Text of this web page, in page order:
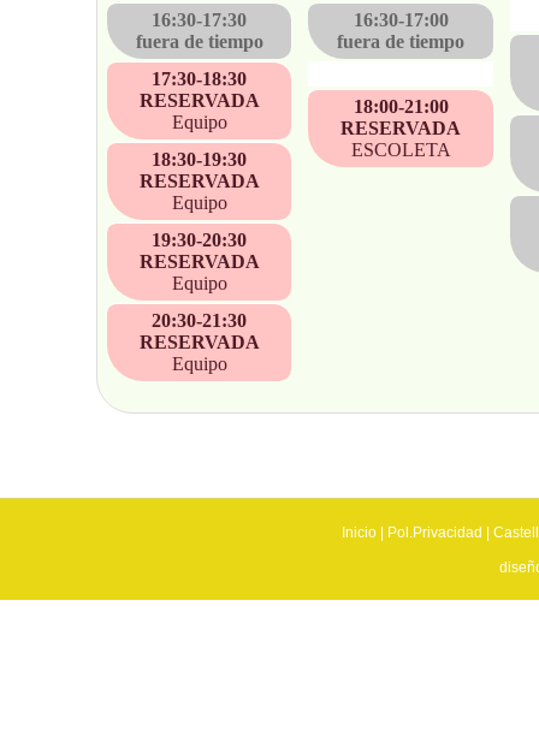
16:30-17:30
fuera de tiempo
17:30-18:30
RESERVADA
Equipo
18:30-19:30
RESERVADA
Equipo
19:30-20:30
RESERVADA
Equipo
20:30-21:30
RESERVADA
Equipo
16:30-17:00
fuera de tiempo
18:00-21:00
RESERVADA
ESCOLETA
Inicio| Pol.Privacidad